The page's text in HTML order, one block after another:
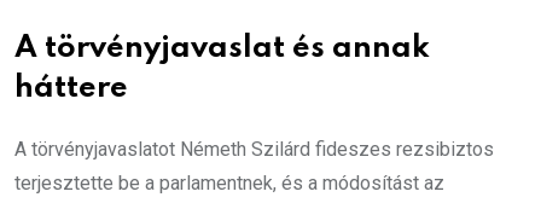
A törvényjavaslat és annak
háttere
A törvényjavaslatot Németh Szilárd fideszes rezsibiztos
terjesztette be a parlamentnek, és a módosítást az